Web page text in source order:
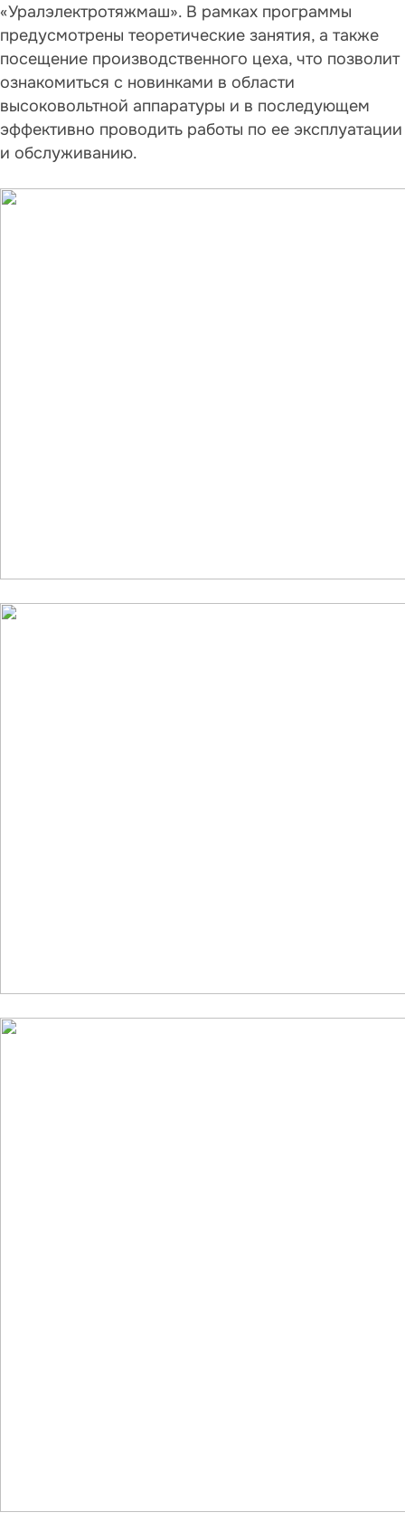
«Уралэлектротяжмаш». В рамках программы
предусмотрены теоретические занятия, а также
посещение производственного цеха, что позволит
ознакомиться с новинками в области
высоковольтной аппаратуры и в последующем
эффективно проводить работы по ее эксплуатации
и обслуживанию.